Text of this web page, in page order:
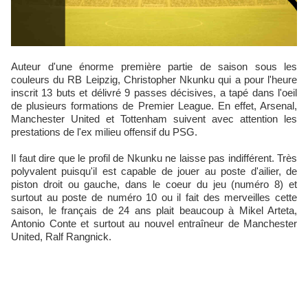
Auteur d'une énorme première partie de saison sous les
couleurs du RB Leipzig, Christopher Nkunku qui a pour l'heure
inscrit 13 buts et délivré 9 passes décisives, a tapé dans l'oeil
de plusieurs formations de Premier League. En effet, Arsenal,
Manchester United et Tottenham suivent avec attention les
prestations de l'ex milieu offensif du PSG.
Il faut dire que le profil de Nkunku ne laisse pas indifférent. Très
polyvalent puisqu'il est capable de jouer au poste d'ailier, de
piston droit ou gauche, dans le coeur du jeu (numéro 8) et
surtout au poste de numéro 10 ou il fait des merveilles cette
saison, le français de 24 ans plait beaucoup à Mikel Arteta,
Antonio Conte et surtout au nouvel entraîneur de Manchester
United, Ralf Rangnick.